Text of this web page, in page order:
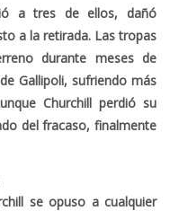
a tres de ellos, dañó
a la retirada. Las tropas
durante meses de
Gallipoli, sufriendo más
Churchill perdió su
del fracaso, finalmente
se opuso a cualquier